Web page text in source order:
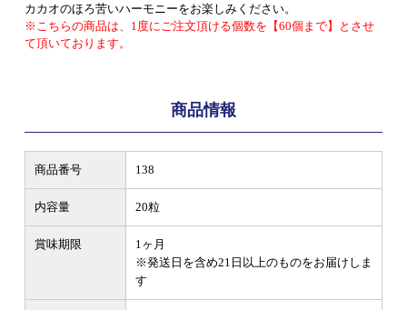
カカオのほろ苦いハーモニーをお楽しみください。
※こちらの商品は、1度にご注文頂ける個数を【60個まで】とさせ
て頂いております。
商品情報
商品番号 138
内容量 20粒
賞味期限
1ヶ月
※発送日を含め21日以上のものをお届けしま
す